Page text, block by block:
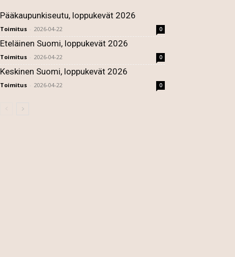
Pääkaupunkiseutu, loppukevät 2026
Toimitus - 2026-04-22 0
Eteläinen Suomi, loppukevät 2026
Toimitus - 2026-04-22 0
Keskinen Suomi, loppukevät 2026
Toimitus - 2026-04-22 0